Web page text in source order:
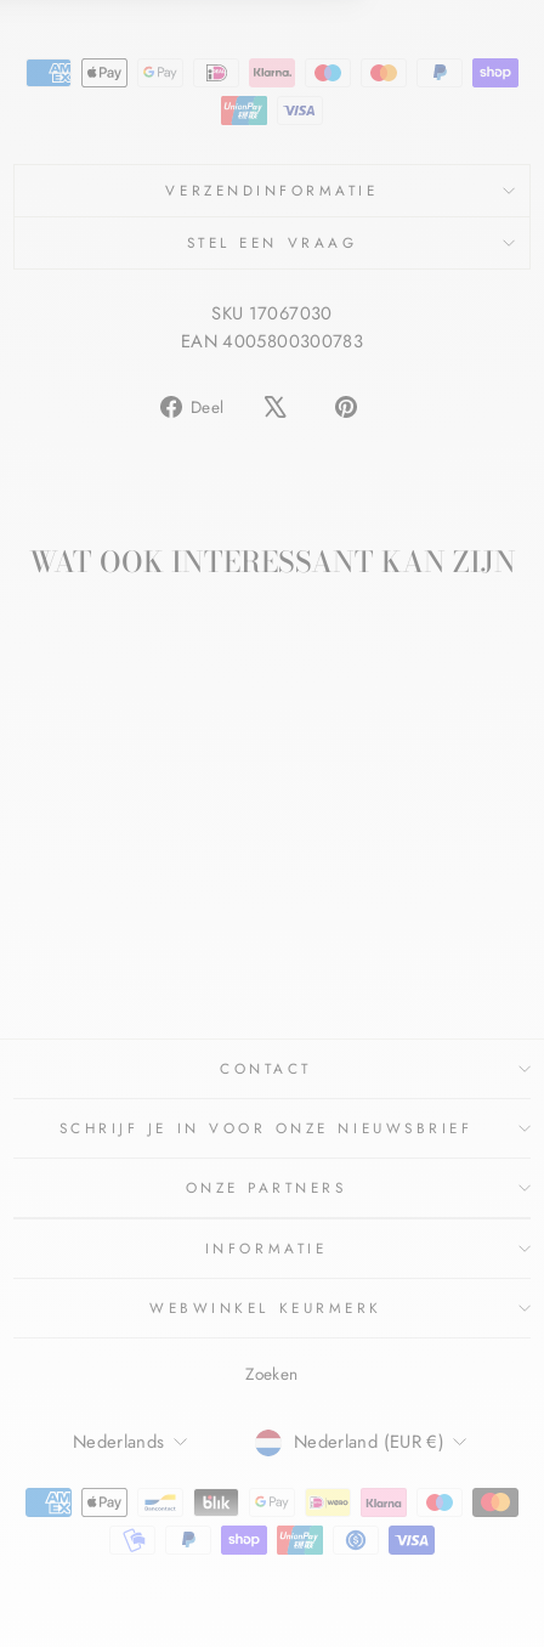
VERZENDINFORMATIE
STEL EEN VRAAG
SKU 17067030
EAN 4005800300783
Deel
Delen
WAT OOK INTERESSANT KAN ZIJN
CONTACT
SCHRIJF JE IN VOOR ONZE NIEUWSBRIEF
ONZE PARTNERS
INFORMATIE
WEBWINKEL KEURMERK
Zoeken
TAAL
Nederlands Nederland (EUR €)